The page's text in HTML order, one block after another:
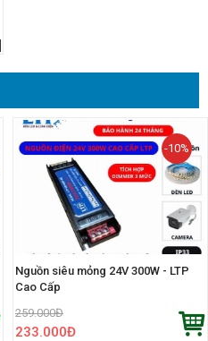
-10%
Nguồn siêu mỏng 24V 300W - LTP
Cao Cấp
259.000Đ
233.000Đ